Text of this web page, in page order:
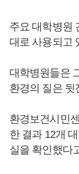
주요 대학병원
대로 사용되고
대학병원들은
환경의 질은 뒷
환경보건시민
한 결과 12개
실을 확인했다